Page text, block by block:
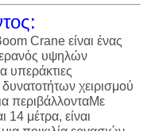
Crane είναι ένας
υψηλών
υπεράκτιες
χειρισμού
περιβάλλονταΜε
14 μέτρα, είναι